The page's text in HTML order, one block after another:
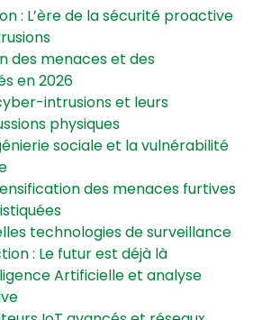
: L’ère de la sécurité proactive
des menaces et des
en 2026
cyber-intrusions et leurs
physiques
sociale et la vulnérabilité
des menaces furtives
technologies de surveillance
: Le futur est déjà là
Artificielle et analyse